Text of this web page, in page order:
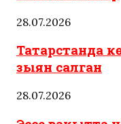
28.07.2026
Татарстанда
зыян салган
28.07.2026